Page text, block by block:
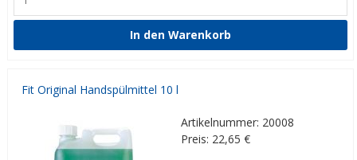
Fit Original Handspülmittel 10 l
Artikelnummer: 20008
Preis: 22,65 €